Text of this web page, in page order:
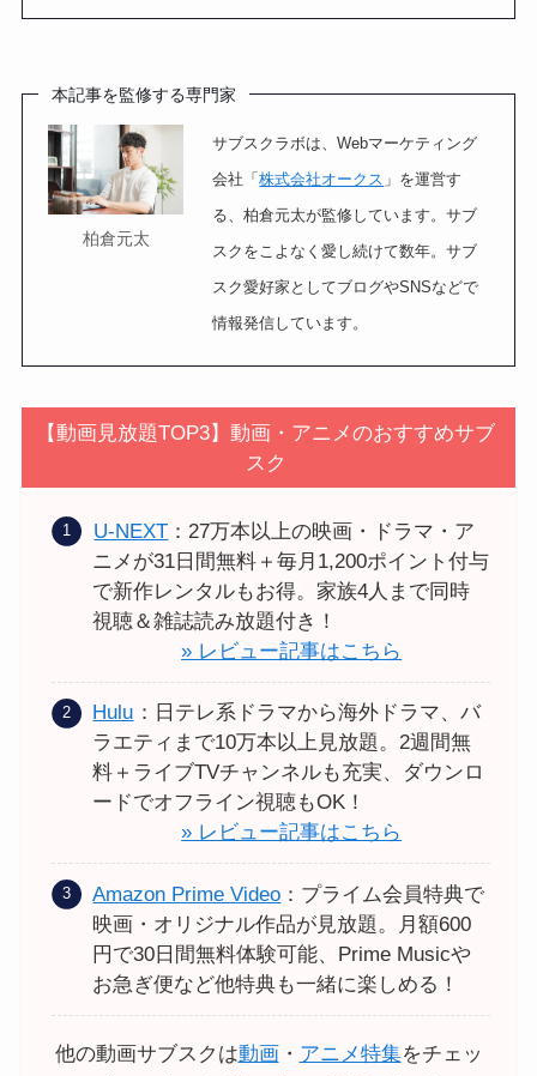
本記事を監修する専門家
柏倉元太
サブスクラボは、Webマーケティング
会社「株式会社オークス 」を運営す
る、柏倉元太が監修しています。サブ
スクをこよなく愛し続けて数年。サブ
スク愛好家としてブログやSNSなどで
情報発信しています。
【動画見放題TOP3】動画・アニメのおすすめサブ
スク
U-NEXT ：27万本以上の映画・ドラマ・ア
ニメが31日間無料＋毎月1,200ポイント付与
で新作レンタルもお得。家族4人まで同時
視聴＆雑誌読み放題付き！
» レビュー記事はこちら
Hulu ：日テレ系ドラマから海外ドラマ、バ
ラエティまで10万本以上見放題。2週間無
料＋ライブTVチャンネルも充実、ダウンロ
ードでオフライン視聴もOK！
» レビュー記事はこちら
Amazon Prime Video ：プライム会員特典で
映画・オリジナル作品が見放題。月額600
円で30日間無料体験可能、Prime Musicや
お急ぎ便など他特典も一緒に楽しめる！
他の動画サブスクは動画・ アニメ特集をチェッ